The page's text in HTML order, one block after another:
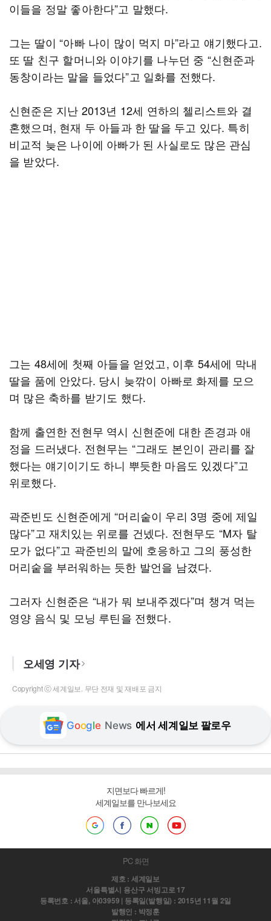
이들을 정말 좋아한다”고 말했다.
그는 딸이 “아빠 나이 많이 먹지 마”라고 얘기했다고.
또 딸 친구 할머니와 이야기를 나누던 중 “신현준과
동창이라는 말을 들었다”고 일화를 전했다.
신현준은 지난 2013년 12세 연하의 첼리스트와 결
혼했으며, 현재 두 아들과 한 딸을 두고 있다. 특히
비교적 늦은 나이에 아빠가 된 사실로도 많은 관심
을 받았다.
그는 48세에 첫째 아들을 얻었고, 이후 54세에 막내
딸을 품에 안았다. 당시 늦깎이 아빠로 화제를 모으
며 많은 축하를 받기도 했다.
함께 출연한 전현무 역시 신현준에 대한 존경과 애
정을 드러냈다. 전현무는 “그래도 본인이 관리를 잘
했다는 얘기이기도 하니 뿌듯한 마음도 있겠다”고
위로했다.
곽준빈도 신현준에게 “머리숱이 우리 3명 중에 제일
많다”고 재치있는 위로를 건넸다. 전현무도 “M자 탈
모가 없다”고 곽준빈의 말에 호응하고 그의 풍성한
머리숱을 부러워하는 듯한 발언을 남겼다.
그러자 신현준은 “내가 뭐 보내주겠다”며 챙겨 먹는
영양 음식 및 모닝 루틴을 전했다.
오세영 기자
Copyright ⓒ 세계일보. 무단 전재 및 재배포 금지
Google News 에서 세계일보 팔로우
지면보다 빠르게!
세계일보를 만나보세요
PC 화면
제호 : 세계일보
서울특별시 용산구 서빙고로 17
등록번호 : 서울, 아03959 | 등록일(발행일) : 2015년 11월 2일
발행인 : 박정훈